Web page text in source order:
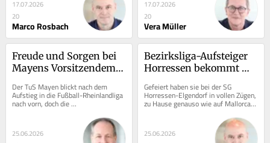
17.07.2026
20
Marco Rosbach
17.07.2026
20
Vera Müller
Freude und Sorgen bei
Mayens Vorsitzendem
Der TuS Mayen blickt nach dem
Aufstieg in die Fußball-Rheinlandliga
nach vorn, doch die
Herausforderungen sind groß. Mit
Abgängen und Sorgen um den...
25.06.2026
Bezirksliga-Aufsteiger
Horressen bekommt
Gefeiert haben sie bei der SG
Horressen-Elgendorf in vollen Zügen,
zu Hause genauso wie auf Mallorca.
Dass es nun Zuwachs gibt beim
25.06.2026